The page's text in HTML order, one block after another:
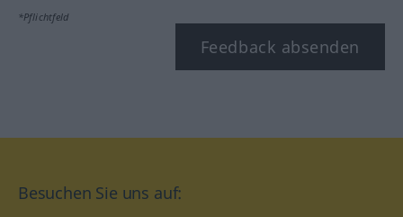
*Pflichtfeld
Feedback absenden
Besuchen Sie uns auf: